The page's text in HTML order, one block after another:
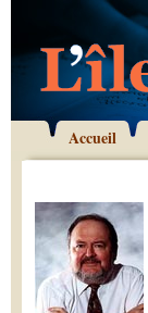
Accueil